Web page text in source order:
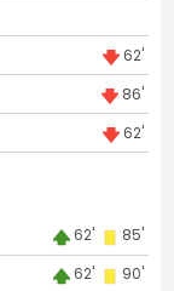
62'
86'
62'
62' 85'
62' 90'